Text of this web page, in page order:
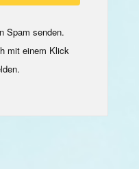
Spam senden.
mit einem Klick